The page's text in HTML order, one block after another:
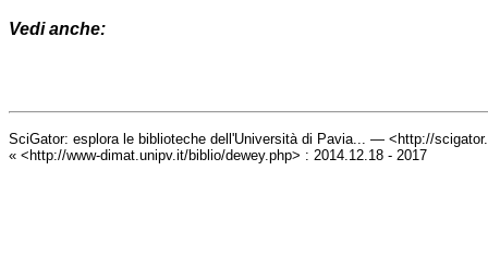
Vedi anche:
SciGator: esplora le biblioteche dell'Università di Pavia... — <http://
« <http://www-dimat.unipv.it/biblio/dewey.php> : 2014.12.18 - 2017